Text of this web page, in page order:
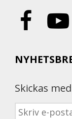
Skickas